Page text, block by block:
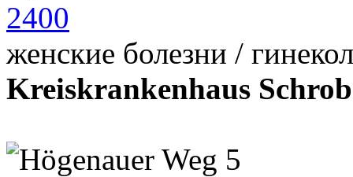
2400
женские болезни /
Kreiskrankenhaus
Högenauer Weg 5